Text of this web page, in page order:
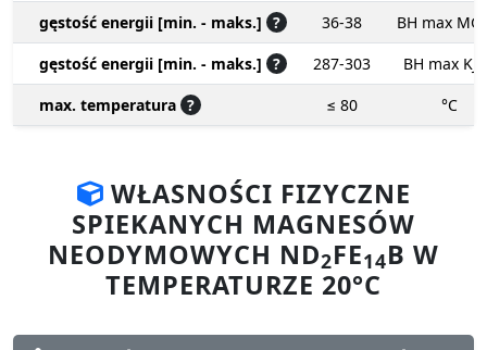
gęstość energii [min. - maks.] ? 36-38
BH max
gęstość energii [min. - maks.] ? 287-303
BH max
max. temperatura ? ≤ 80 °C
WŁASNOŚCI FIZYCZNE
SPIEKANYCH MAGNESÓW
NEODYMOWYCH ND2FE14B W
TEMPERATURZE 20°C